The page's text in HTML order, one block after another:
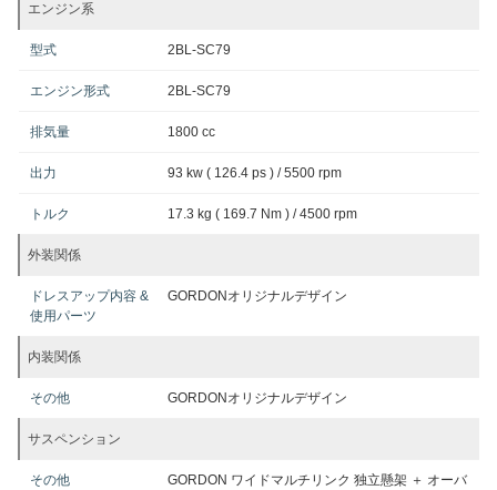
エンジン系
型式 2BL-SC79
エンジン形式 2BL-SC79
排気量 1800 cc
出力 93 kw ( 126.4 ps ) / 5500 rpm
トルク 17.3 kg ( 169.7 Nm ) / 4500 rpm
外装関係
ドレスアップ内容 &
使用パーツ
GORDONオリジナルデザイン
内装関係
その他 GORDONオリジナルデザイン
サスペンション
その他
GORDON ワイドマルチリンク 独立懸架 ＋ オーバ